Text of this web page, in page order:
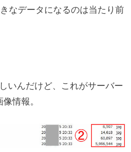
なデータになるのは当たり前
いんだけど、これがサーバー
情報。